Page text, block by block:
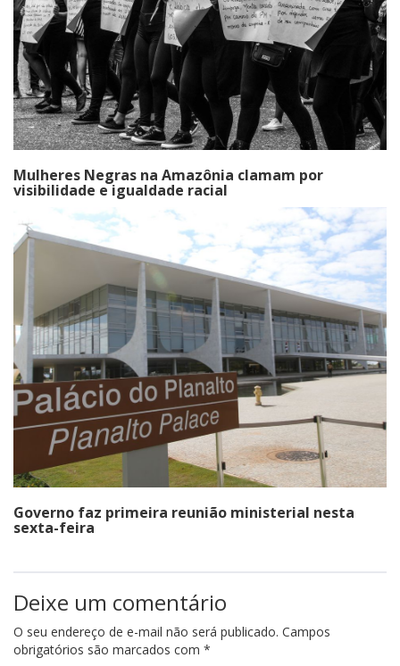
Mulheres Negras na Amazônia clamam por
visibilidade e igualdade racial
Governo faz primeira reunião ministerial nesta
sexta-feira
Deixe um comentário
O seu endereço de e-mail não será publicado. Campos
obrigatórios são marcados com *